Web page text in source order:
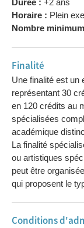
Durée : +2 ans
Horaire : Plein
Nombre
Finalité
Une finalité est un
représentant 30
en 120 crédits au
spécialisées
académique
La finalité
ou artistiques
peut être
qui proposent le
Conditions